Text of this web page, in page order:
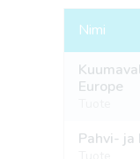
Nimi
Europe
Pahvi- ja